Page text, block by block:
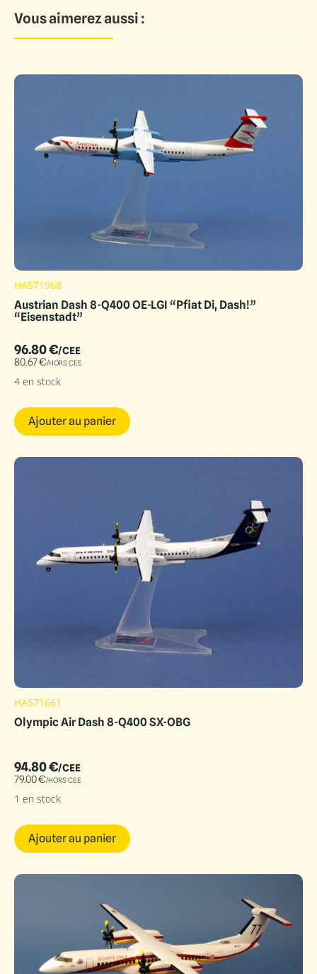
Vous aimerez aussi :
HA571968
Austrian Dash 8-Q400 OE-LGI “Pfiat Di, Dash!”
“Eisenstadt”
96.80€/CEE
80.67€/HORS CEE
4 en stock
Ajouter au panier
HA571661
Olympic Air Dash 8-Q400 SX-OBG
94.80€/CEE
79.00€/HORS CEE
1 en stock
Ajouter au panier